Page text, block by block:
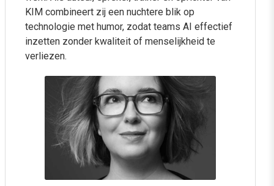
Effectieve prompts schrijven voor tekst, beeld en
analyse
toepassingen van prompting in je
dagelijkse werk
Begrijpen op welke niveaus je AI kunt aansturen: van
prompts en custominstructions tot project
Slimmer samenwerken met AI én collega’s met behulp
van herbruikbareprompttemplates en werkwijzen
KIM combineert zij een nuchtere blik op
technologie met humor, zodat teams AI effectief
inzetten zonder kwaliteit of menselijkheid te
verliezen.